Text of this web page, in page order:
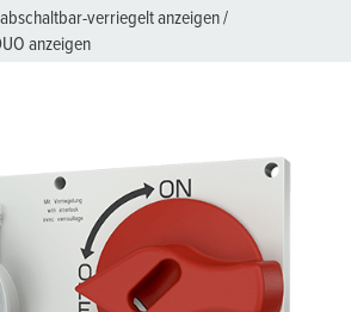
verriegelt anzeigen/
anzeigen